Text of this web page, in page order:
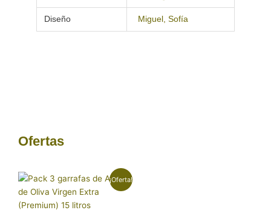
Diseño Miguel, Sofía
Ofertas
¡Oferta!
El
precio
original
era:
El
actual
es: